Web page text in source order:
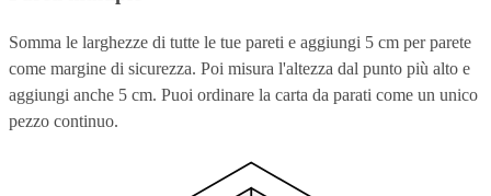
Somma le larghezze di tutte le tue pareti e aggiungi 5 cm per parete
come margine di sicurezza. Poi misura l'altezza dal punto più alto e
aggiungi anche 5 cm. Puoi ordinare la carta da parati come un unico
pezzo continuo.